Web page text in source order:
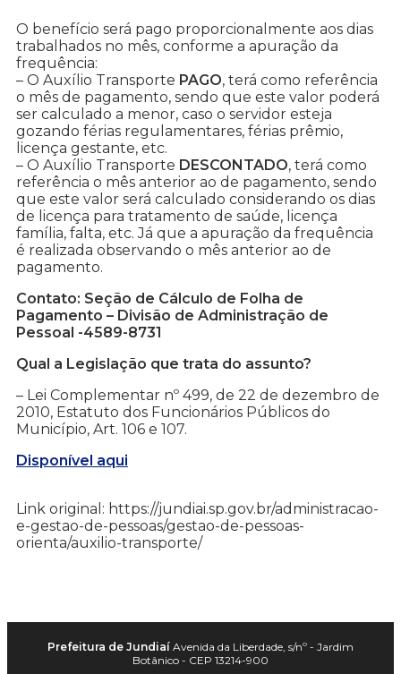
O benefício será pago proporcionalmente aos dias
trabalhados no mês, conforme a apuração da
frequência:
– O Auxílio Transporte PAGO, terá como referência
o mês de pagamento, sendo que este valor poderá
ser calculado a menor, caso o servidor esteja
gozando férias regulamentares, férias prêmio,
licença gestante, etc.
– O Auxílio Transporte DESCONTADO, terá como
referência o mês anterior ao de pagamento, sendo
que este valor será calculado considerando os dias
de licença para tratamento de saúde, licença
família, falta, etc. Já que a apuração da frequência
é realizada observando o mês anterior ao de
pagamento.
Contato: Seção de Cálculo de Folha de
Pagamento – Divisão de Administração de
Pessoal -4589-8731
Qual a Legislação que trata do assunto?
– Lei Complementar nº 499, de 22 de dezembro de
2010, Estatuto dos Funcionários Públicos do
Município, Art. 106 e 107.
Disponível aqui
Link original: https://jundiai.sp.gov.br/administracao-
e-gestao-de-pessoas/gestao-de-pessoas-
orienta/auxilio-transporte/
Prefeitura de Jundiaí Avenida da Liberdade, s/nº - Jardim
Botânico - CEP 13214-900